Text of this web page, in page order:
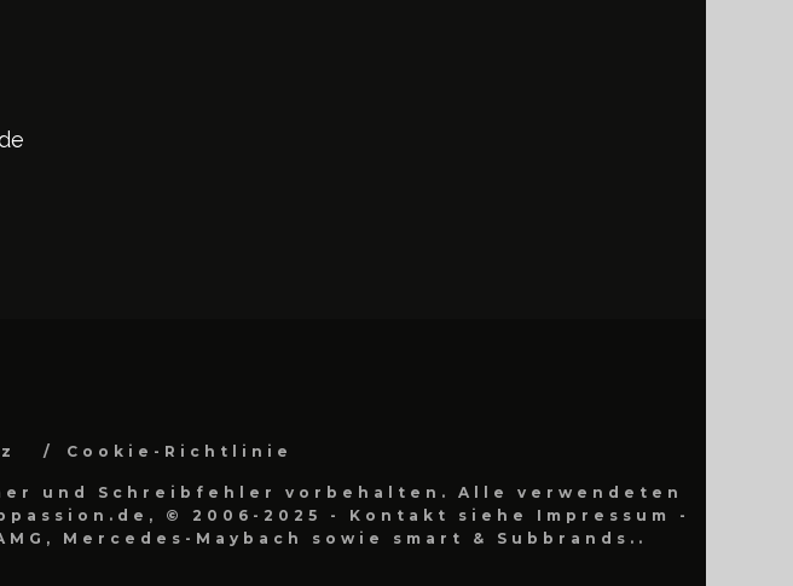
Cookie-Richtlinie
und Schreibfehler vorbehalten. Alle verwendeten
© 2006-2025 - Kontakt siehe Impressum -
Mercedes-Maybach sowie smart & Subbrands..